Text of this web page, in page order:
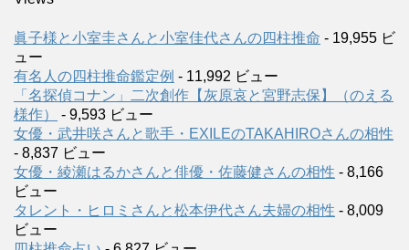
眞子様と小室圭さんと小室佳代さんの四柱推命 - 19,955 ビ
ュー
有名人の四柱推命鑑定例 - 11,992 ビュー
「名探偵コナン」二次創作【灰原哀と宮野志保】（のえる
様作）
- 9,593 ビュー
女優・武井咲さんと歌手・EXILEのTAKAHIROさんの相性
- 8,837 ビュー
女優・綾瀬はるかさんと俳優・佐藤健さんの相性 - 8,166
ビュー
タレント・ヒロミさんと松本伊代さん夫婦の相性 - 8,009
ビュー